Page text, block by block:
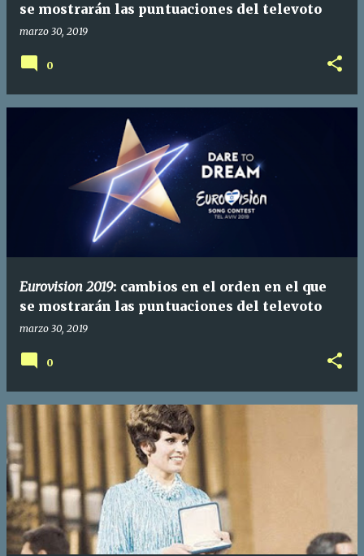
se mostrarán las puntuaciones del televoto
marzo 30, 2019
0
Eurovision 2019: cambios en el orden en el que
se mostrarán las puntuaciones del televoto
marzo 30, 2019
0